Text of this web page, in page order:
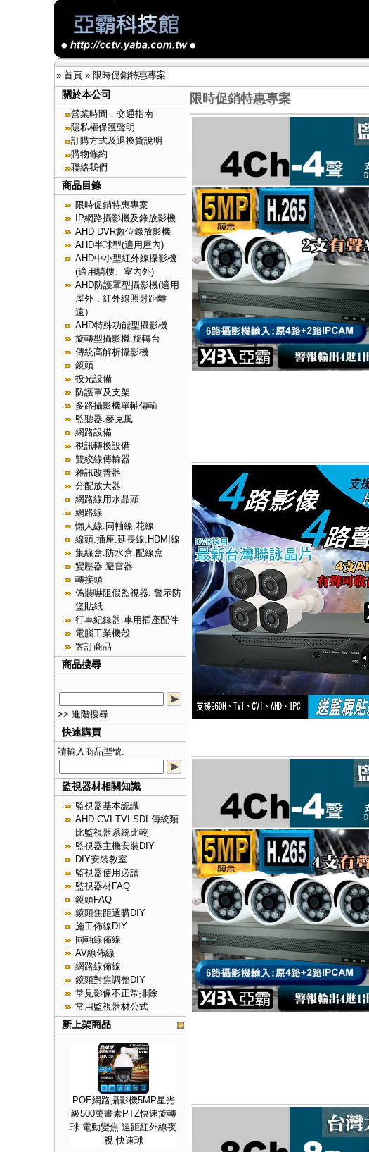
» 首頁» 限時促銷特惠專案
關於本公司
營業時間．交通指南
隱私權保護聲明
訂購方式及退換貨說明
購物條約
聯絡我們
商品目錄
限時促銷特惠專案
IP網路攝影機及錄放影機
AHD DVR數位錄放影機
AHD半球型(適用屋內)
AHD中小型紅外線攝影機
(適用騎樓、室內外)
AHD防護罩型攝影機(適用
屋外，紅外線照射距離
遠）
AHD特殊功能型攝影機
旋轉型攝影機.旋轉台
傳統高解析攝影機
鏡頭
投光設備
防護罩及支架
多路攝影機單軸傳輸
監聽器.麥克風
網路設備
視訊轉換設備
雙絞線傳輸器
雜訊改善器
分配放大器
網路線用水晶頭
網路線
懶人線.同軸線.花線
線頭.插座.延長線.HDMI線
集線盒.防水盒.配線盒
變壓器.避雷器
轉接頭
偽裝嚇阻假監視器. 警示防
盜貼紙
行車紀錄器.車用插座配件
電腦工業機殼
客訂商品
商品搜尋
>> 進階搜尋
快速購買
請輸入商品型號.
監視器材相關知識
監視器基本認識
AHD.CVI.TVI.SDI.傳統類
比監視器系統比較
監視器主機安裝DIY
DIY安裝教室
監視器使用必讀
監視器材FAQ
鏡頭FAQ
鏡頭焦距選購DIY
施工佈線DIY
同軸線佈線
AV線佈線
網路線佈線
鏡頭對焦調整DIY
常見影像不正常排除
常用監視器材公式
新上架商品
POE網路攝影機5MP星光
級500萬畫素PTZ快速旋轉
球 電動變焦 遠距紅外線夜
視 快速球
限時促銷特惠專案